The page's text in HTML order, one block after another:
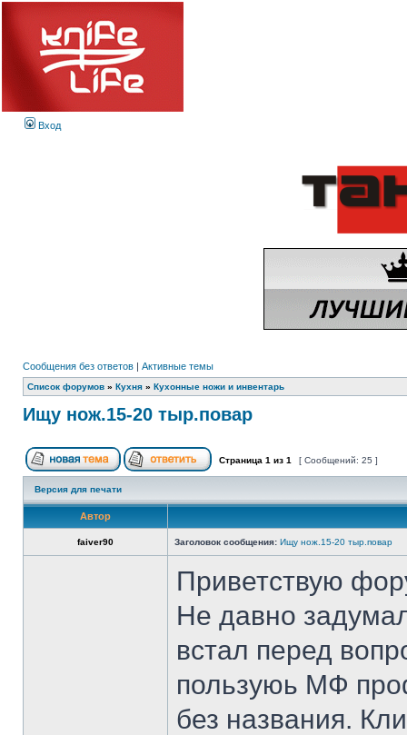
Вход
Сообщения без ответов | Активные темы
Список форумов » Кухня » Кухонные ножи и инвентарь
Ищу нож.15-20 тыр.повар
Страница 1 из 1 [ Сообщений: 25 ]
Версия для печати
Автор
faiver90 Заголовок сообщения: Ищу нож.15-20 тыр.повар
Приветствую
Не давно
встал перед
пользуюь МФ
без названия.